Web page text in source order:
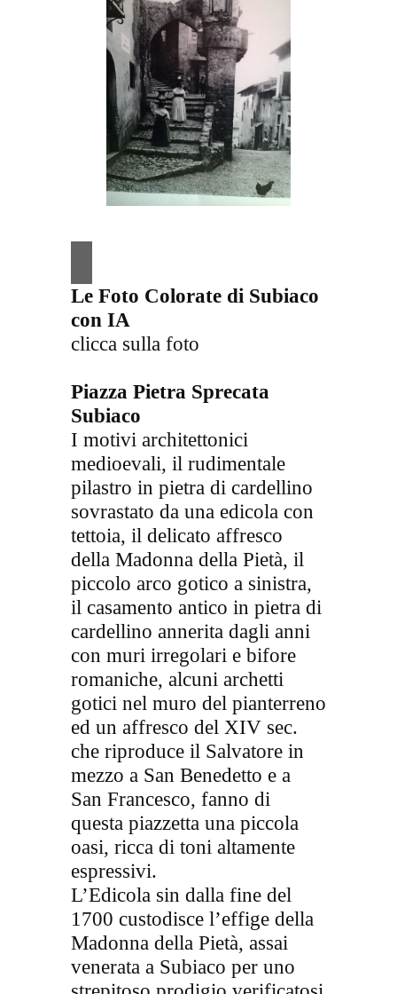
Le Foto Colorate di Subiaco
con IA
clicca sulla foto
Piazza Pietra Sprecata
Subiaco
I motivi architettonici
medioevali, il rudimentale
pilastro in pietra di cardellino
sovrastato da una edicola con
tettoia, il delicato affresco
della Madonna della Pietà, il
piccolo arco gotico a sinistra,
il casamento antico in pietra di
cardellino annerita dagli anni
con muri irregolari e bifore
romaniche, alcuni archetti
gotici nel muro del pianterreno
ed un affresco del XIV sec.
che riproduce il Salvatore in
mezzo a San Benedetto e a
San Francesco, fanno di
questa piazzetta una piccola
oasi, ricca di toni altamente
espressivi.
L’Edicola sin dalla fine del
1700 custodisce l’effige della
Madonna della Pietà, assai
venerata a Subiaco per uno